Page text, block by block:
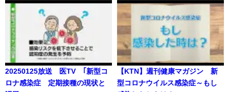
20250125放送 医TV ｢新型コ
ロナ感染症 定期接種の現状と
【KTN】週刊健康マガジン 新
型コロナウイルス感染症～もし